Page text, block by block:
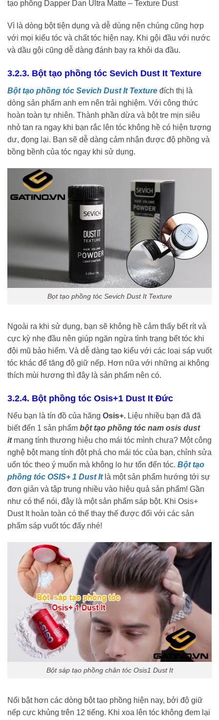
tạo phồng Dapper Dan Ultra Matte – Texture Dust
Vì là dòng bột tiện dụng và dễ dùng nên chúng cũng hợp
với mọi kiểu tóc và chất tóc hiện nay. Khi gội đầu với nước
và dầu gội cũng dễ dàng đánh bay ra khỏi da đầu.
3.2.3. Bột tạo phồng tóc Sevich Dust It Texture
Bột tạo phồng tóc Sevich Dust It Texture đích thị là
dòng sản phẩm anh em nên trải nghiệm. Với công thức
hoàn toàn tự nhiên. Thành phần dừa và bột tre mịn siêu
nhỏ tan ra ngay khi bạn rắc lên tóc không hề có hiện tượng
dư, đọng lại. Bạn sẽ dễ dàng cảm nhận được độ phồng và
bồng bềnh của tóc ngay khi sử dụng.
Bọt tạo phồng tóc Sevich Dust It Texture
Ngoài ra khi sử dụng, bạn sẽ không hề cảm thấy bết rít và
cực kỳ nhẹ đầu nên giúp ngăn ngừa tình trạng bết tóc khi
đội mũ bảo hiểm. Và dễ dàng tạo kiểu với các loại sáp vuốt
tóc khác để tăng độ giữ nếp. Hơn nữa với những ai không
thích mùi hương thì đây là sản phẩm nên có.
3.2.4. Bột phồng tóc Osis+1 Dust It Đức
Nếu bạn là tín đồ của hãng Osis+. Liệu nhiều bạn đã đã
biết đến 1 sản phẩm bột tạo phồng tóc nam osis dust
itmang tính thương hiệu cho mái tóc mình chưa? Một công
nghệ bột mang tính đột phá cho mái tóc của bạn, chỉnh sửa
uốn tóc theo ý muốn mà không lo hư tổn đến tóc. Bột tạo
phồng tóc OSIS+ 1 Dust Itlà một sản phẩm hướng tới sự
đơn giản và tập trung nhiều vào hiệu quả sản phẩm! Gần
như có thể nói, đây là một sản phẩm sáp bột. Khi Osis+
Dust It hoàn toàn có thể thay thế được đối với các sản
phẩm sáp vuốt tóc đấy nhé!
Bột sáp tạo phồng chân tóc Osis1 Dust It
Nổi bật hơn các dòng bột tạo phồng hiện nay, bởi độ giữ
nếp cực khủng trên 12 tiếng. Khi xoa lên tóc không đem lại